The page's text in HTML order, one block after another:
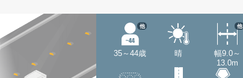
35～44歳
他
晴
幅9.0～
13.0m
他